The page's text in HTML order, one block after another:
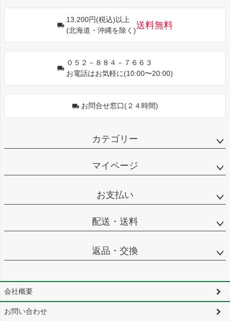
13,200円(税込)以上
(北海道・沖縄を除く)
送料無料
０５２－８８４－７６６３
お電話はお気軽に(10:00〜20:00)
お問合せ窓口(２４時間)
カテゴリー
マイページ
お支払い
配送・送料
返品・交換
会社概要
お問い合わせ